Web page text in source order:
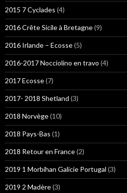
2015 7 Cyclades (4)
2016 Crête Sicile à Bretagne(9)
2016 Irlande – Ecosse(5)
2016-2017 Nocciolino en travo (4)
2017 Ecosse(7)
2017- 2018 Shetland (3)
2018 Norvège(10)
2018 Pays-Bas (1)
2018 Retour en France(2)
2019 1 Morbihan Galicie Portugal (3)
2019 2 Madère(3)